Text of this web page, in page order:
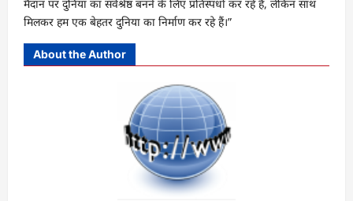
मैदान पर दुनिया का सर्वश्रेष्ठ बनने के लिए प्रतिस्पर्धा कर रहे हैं, लेकिन साथ
मिलकर हम एक बेहतर दुनिया का निर्माण कर रहे हैं।”
About the Author